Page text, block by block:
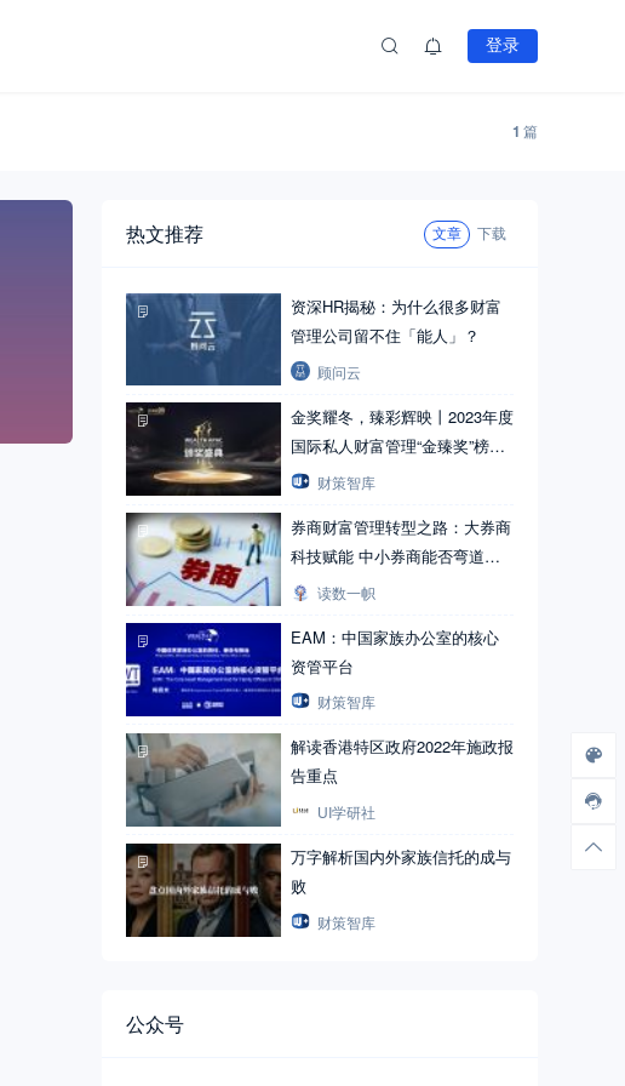
登录
1 篇
热文推荐 文章 下载
资深HR揭秘：为什么很多财富
管理公司留不住「能人」？
顾问云
金奖耀冬，臻彩辉映丨2023年度
国际私人财富管理“金臻奖”榜单
揭晓财策智库
券商财富管理转型之路：大券商
科技赋能 中小券商能否弯道超
车？读数一帜
EAM：中国家族办公室的核心
资管平台
财策智库
解读香港特区政府2022年施政报
告重点
UI学研社
万字解析国内外家族信托的成与
败
财策智库
公众号